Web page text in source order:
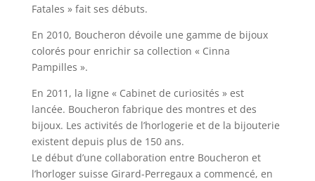
Fatales » fait ses débuts.
En 2010, Boucheron dévoile une gamme de bijoux
colorés pour enrichir sa collection « Cinna
Pampilles ».
En 2011, la ligne « Cabinet de curiosités » est
lancée. Boucheron fabrique des montres et des
bijoux. Les activités de l’horlogerie et de la bijouterie
existent depuis plus de 150 ans.
Le début d’une collaboration entre Boucheron et
l’horloger suisse Girard-Perregaux a commencé, en